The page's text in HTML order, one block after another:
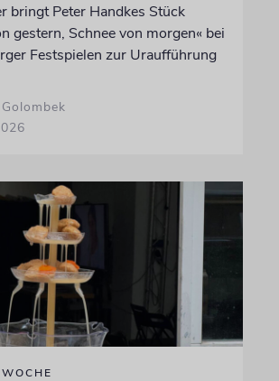
bringt Peter Handkes Stück
gestern, Schnee von morgen« bei
Festspielen zur Uraufführung